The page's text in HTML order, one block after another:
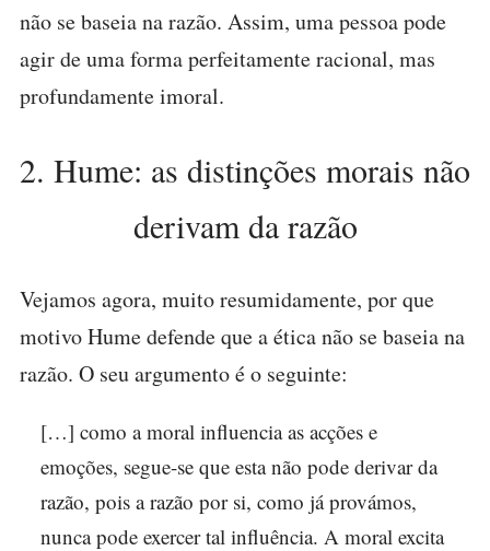
não se baseia na razão. Assim, uma pessoa pode
agir de uma forma perfeitamente racional, mas
profundamente imoral.
2. Hume: as distinções morais não
derivam da razão
Vejamos agora, muito resumidamente, por que
motivo Hume defende que a ética não se baseia na
razão. O seu argumento é o seguinte:
[…] como a moral influencia as acções e
emoções, segue-se que esta não pode derivar da
razão, pois a razão por si, como já provámos,
nunca pode exercer tal influência. A moral excita